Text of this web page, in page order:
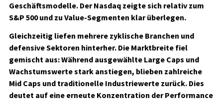
Geschäftsmodelle. Der Nasdaq zeigte sich relativ zum
S&P 500 und zu Value-Segmenten klar überlegen.
Gleichzeitig liefen mehrere zyklische Branchen und
defensive Sektoren hinterher. Die Marktbreite fiel
gemischt aus: Während ausgewählte Large Caps und
Wachstumswerte stark anstiegen, blieben zahlreiche
Mid Caps und traditionelle Industriewerte zurück. Dies
deutet auf eine erneute Konzentration der Performance